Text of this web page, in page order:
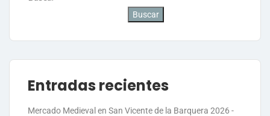
Buscar
Entradas recientes
Mercado Medieval en San Vicente de la Barquera 2026 -